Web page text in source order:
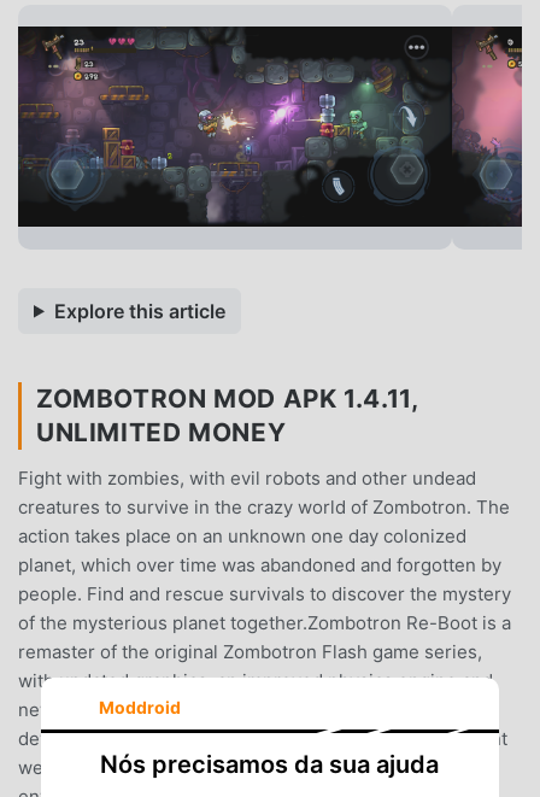
Explore this article
ZOMBOTRON MOD APK 1.4.11,
UNLIMITED MONEY
Fight with zombies, with evil robots and other undead
creatures to survive in the crazy world of Zombotron. The
action takes place on an unknown one day colonized
planet, which over time was abandoned and forgotten by
people. Find and rescue survivals to discover the mystery
of the mysterious planet together.Zombotron Re-Boot is a
remaster of the original Zombotron Flash game series,
with updated graphics, an improved physics engine and
new, incredibly rich effects!Key Features:— Well-
developed destructible physical world;— Lots of different
weapons;— You can destroy enemies using the
Moddroid
Nós precisamos da sua ajuda